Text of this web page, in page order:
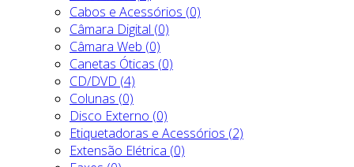
Cabos e Acessórios (0)
Câmara Digital (0)
Câmara Web (0)
Canetas Óticas (0)
CD/DVD (4)
Colunas (0)
Disco Externo (0)
Etiquetadoras e Acessórios (2)
Extensão Elétrica (0)